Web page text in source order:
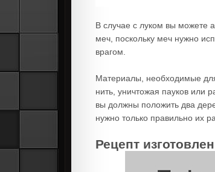
В случае с луком вы можете
меч, поскольку меч нужно
врагом.
Материалы, необходимые
нить, уничтожая пауков или
вы должны положить два
нужно только правильно их
Рецепт